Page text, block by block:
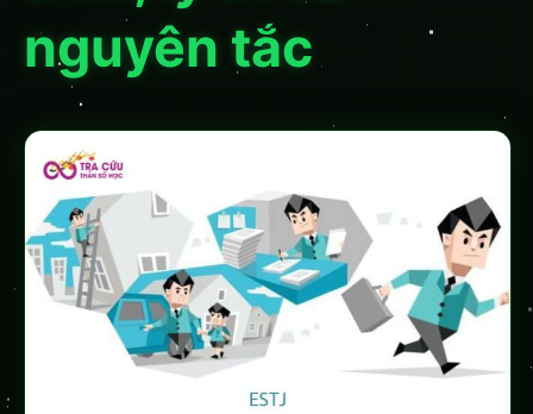
nguyên tắc